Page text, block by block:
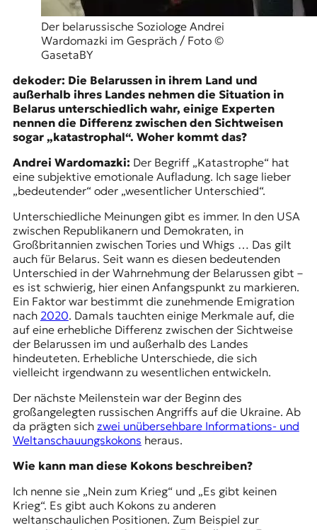
o
m
p
e
t
n
z
z
O
s
t
e
u
r
o
p
a
.
Der belarussische Soziologe Andrei
Wardomazki im Gespräch / Foto ©
GasetaBY
dekoder: Die Belarussen in ihrem Land und
außerhalb ihres Landes nehmen die Situation in
Belarus unterschiedlich wahr, einige Experten
nennen die Differenz zwischen den Sichtweisen
sogar „katastrophal“. Woher kommt das?
Andrei Wardomazki: Der Begriff „Katastrophe“ hat
eine subjektive emotionale Aufladung. Ich sage lieber
„bedeutender“ oder „wesentlicher Unterschied“.
Unterschiedliche Meinungen gibt es immer. In den USA
zwischen Republikanern und Demokraten, in
Großbritannien zwischen Tories und Whigs … Das gilt
auch für Belarus. Seit wann es diesen bedeutenden
Unterschied in der Wahrnehmung der Belarussen gibt –
es ist schwierig, hier einen Anfangspunkt zu markieren.
Ein Faktor war bestimmt die zunehmende Emigration
nach 2020. Damals tauchten einige Merkmale auf, die
auf eine erhebliche Differenz zwischen der Sichtweise
der Belarussen im und außerhalb des Landes
hindeuteten. Erhebliche Unterschiede, die sich
vielleicht irgendwann zu wesentlichen entwickeln.
Der nächste Meilenstein war der Beginn des
großangelegten russischen Angriffs auf die Ukraine. Ab
da prägten sich zwei unübersehbare Informations- und
Weltanschauungskokons heraus.
Wie kann man diese Kokons beschreiben?
Ich nenne sie „Nein zum Krieg“ und „Es gibt keinen
Krieg“. Es gibt auch Kokons zu anderen
weltanschaulichen Positionen. Zum Beispiel zur